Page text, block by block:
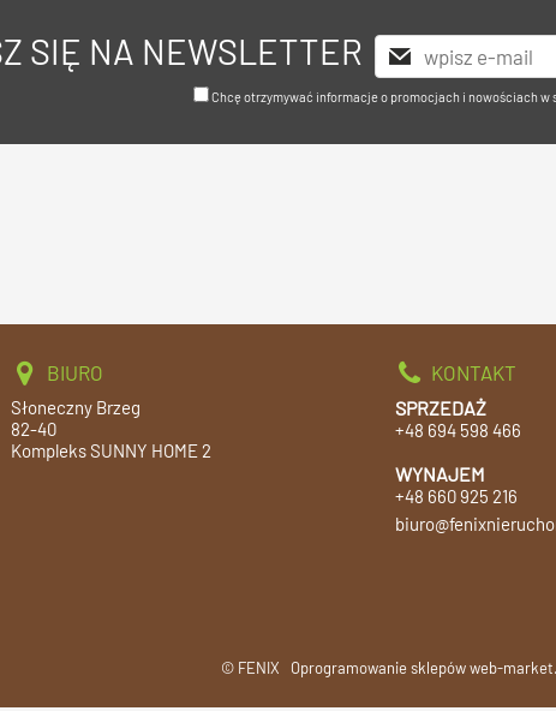
SIĘ NA NEWSLETTER
Chcę otrzymywać informacje o promocjach i nowościach w
BIURO
Słoneczny Brzeg
82-40
Kompleks SUNNY HOME 2
KONTAKT
SPRZEDAŻ
+48 694 598 466
WYNAJEM
+48 660 925 216
© FENIX Oprogramowanie sklepów web-